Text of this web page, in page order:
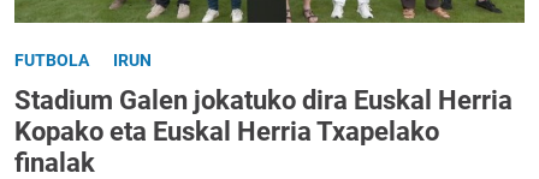
FUTBOLA IRUN
Stadium Galen jokatuko dira Euskal Herria
Kopako eta Euskal Herria Txapelako
finalak